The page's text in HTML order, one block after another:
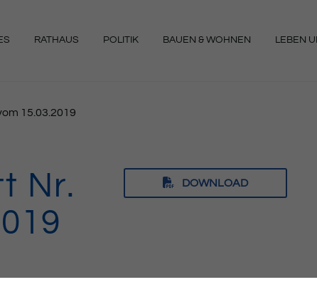
RATHAUS POLITIK BAUEN & WOHNEN LEBEN
15.03.2019
Nr.
DOWNLOAD